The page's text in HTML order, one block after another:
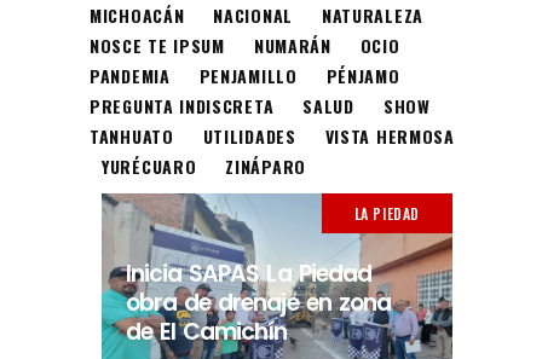
MICHOACÁN
NACIONAL
NATURALEZA
NOSCE TE IPSUM
NUMARÁN
OCIO
PANDEMIA
PENJAMILLO
PÉNJAMO
PREGUNTA INDISCRETA
SALUD
SHOW
TANHUATO
UTILIDADES
VISTA HERMOSA
YURÉCUARO
ZINÁPARO
LA PIEDAD
Inicia SAPAS La Piedad
obra de drenaje en zona
de El Camichín